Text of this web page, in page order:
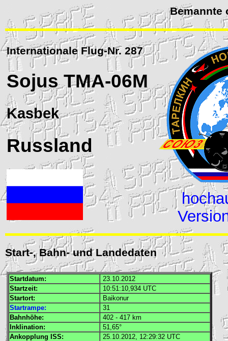
Bemannte
Internationale Flug-Nr. 287
SojusTMA-06M
Kasbek
Russland
Start-, Bahn- und Landedaten
Startdatum:
23.10.2012
Startzeit:
10:51:10,934 UTC
Startort:
Baikonur
Startrampe:
31
Bahnhöhe:
402 - 417 km
Inklination:
51,65°
Ankopplung ISS: 25.10.2012, 12:29:32 UTC